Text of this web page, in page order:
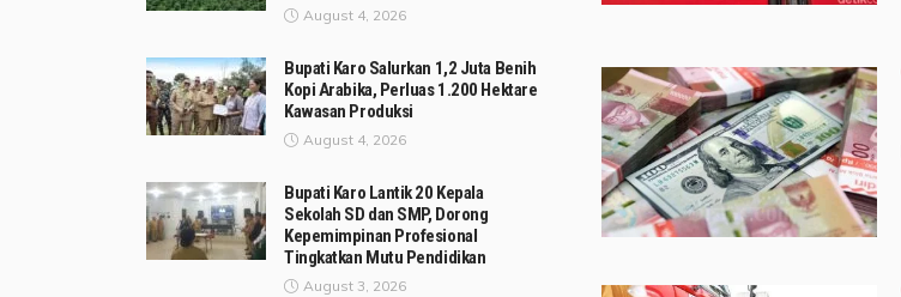
August 4, 2026
Bupati Karo Salurkan 1,2 Juta Benih
Kopi Arabika, Perluas 1.200 Hektare
Kawasan Produksi
August 4, 2026
Bupati Karo Lantik 20 Kepala
Sekolah SD dan SMP, Dorong
Kepemimpinan Profesional
Tingkatkan Mutu Pendidikan
August 3, 2026